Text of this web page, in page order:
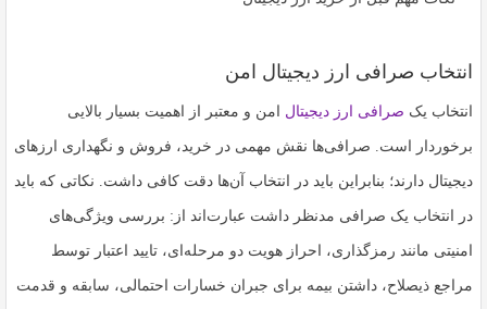
انتخاب صرافی ارز دیجیتال امن
انتخاب یک صرافی ارز دیجیتال امن و معتبر از اهمیت بسیار بالایی
برخوردار است. صرافی‌ها نقش مهمی در خرید، فروش و نگهداری ارزهای
دیجیتال دارند؛ بنابراین باید در انتخاب آن‌ها دقت کافی داشت. نکاتی که باید
در انتخاب یک صرافی مدنظر داشت عبارت‌اند از: بررسی ویژگی‌های
امنیتی مانند رمزگذاری، احراز هویت دو مرحله‌ای، تایید اعتبار توسط
مراجع ذیصلاح، داشتن بیمه برای جبران خسارات احتمالی، سابقه و قدمت